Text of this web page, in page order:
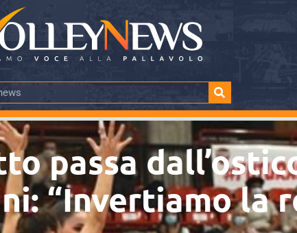
passa
“Invertiamo la